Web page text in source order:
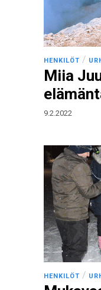
HENKILÖT /
Miia
9.2.2022
HENKILÖT /